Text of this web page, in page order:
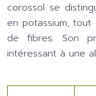
corossol se
en potassium,
de fibres. Son
intéressant à une